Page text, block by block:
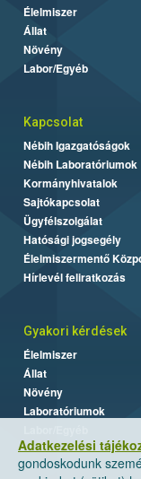
Adatkezelési
gondoskodunk
Élelmiszer
Állat
Növény
Labor/Egyéb
Kapcsolat
Nébih Igazgatóságok
Nébih Laboratóriumok
Kormányhivatalok
Sajtókapcsolat
Ügyfélszolgálat
Hatósági jogsegély
Élelmiszermentő
Hírlevél feliratkozás
Gyakori kérdések
Élelmiszer
Állat
Növény
Laboratóriumok